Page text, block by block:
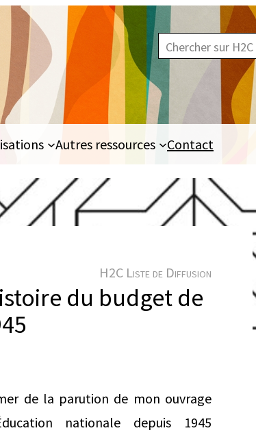
c
h
e
c
Autres ressources Contact
H2C Liste de Diffusion
du budget de
de la parution de mon ouvrage
nationale depuis 1945